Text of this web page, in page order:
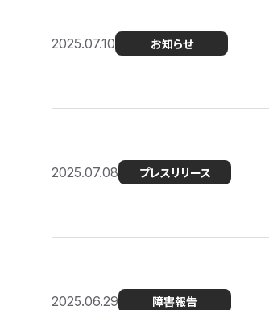
2025.07.10 お知らせ
2025.07.08 プレスリリース
2025.06.29 障害報告